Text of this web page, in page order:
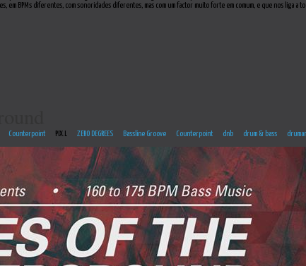
BPMs diferentes, com sonoridades diferentes, mas com um factor muito forte em comum, e que nos liga a todos,
Counterpoint PIX.L ZERO DEGREES Bassline Groove Counterpoint dnb drum & bass